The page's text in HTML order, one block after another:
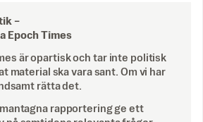
–
Epoch Times
är opartisk och tar inte politisk
material ska vara sant. Om vi har
rätta det.
rapportering ge ett